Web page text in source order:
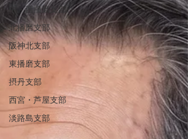
中・西播磨支部
北播磨支部
阪神北支部
東播磨支部
摂丹支部
西宮・芦屋支部
淡路島支部